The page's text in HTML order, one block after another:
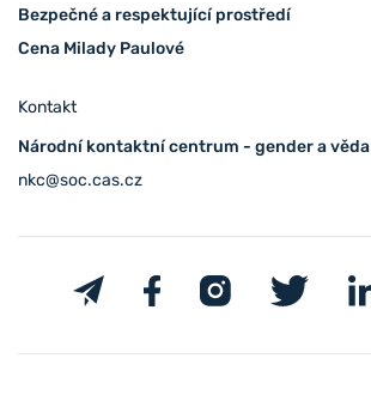
Bezpečné a respektující prostředí
Cena Milady Paulové
Kontakt
Národní kontaktní centrum - gender a věda
nkc@soc.cas.cz